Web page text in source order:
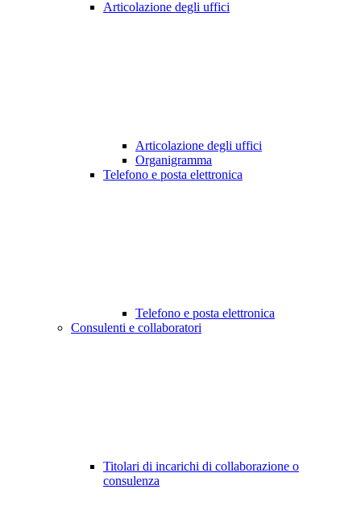
Articolazione degli uffici
Articolazione degli uffici
Organigramma
Telefono e posta elettronica
Telefono e posta elettronica
Consulenti e collaboratori
Titolari di incarichi di collaborazione o
consulenza